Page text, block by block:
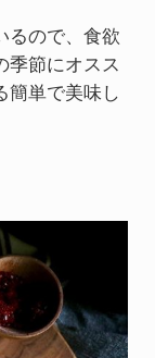
るので、食欲
季節にオスス
簡単で美味し